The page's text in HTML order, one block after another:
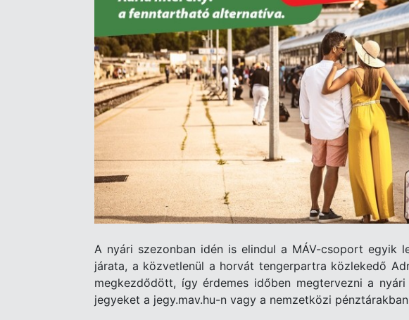
A nyári szezonban idén is elindul a MÁV-csoport egyik
járata, a közvetlenül a horvát tengerpartra közlekedő
megkezdődött, így érdemes időben megtervezni a
jegyeket a jegy.mav.hu-n vagy a nemzetközi